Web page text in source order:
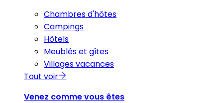
Chambres d'hôtes
Campings
Hôtels
Meublés et gîtes
Villages vacances
Tout voir
Venez comme vous êtes